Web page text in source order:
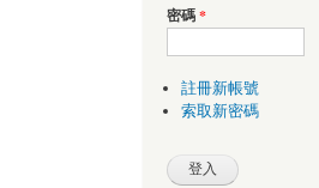
密碼*
註冊新帳號
索取新密碼